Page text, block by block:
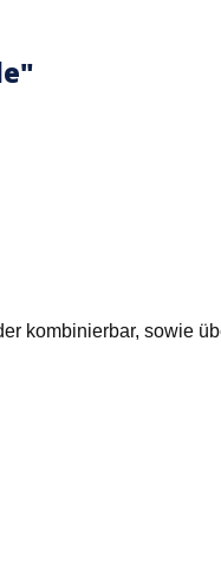
kombinierbar, sowie